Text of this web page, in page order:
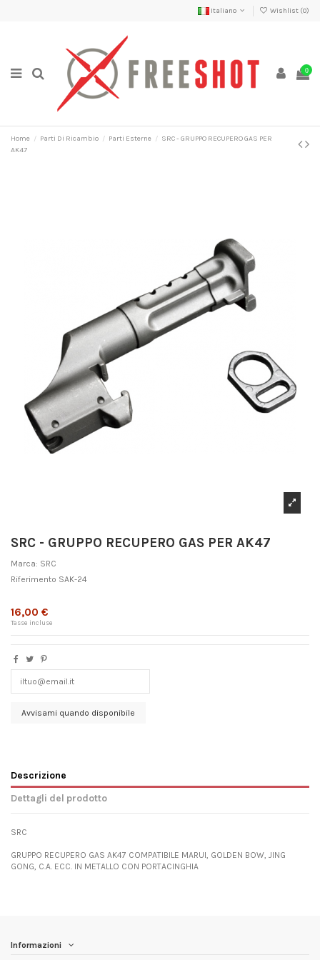
Italiano Wishlist (0)
0
Home Parti Di Ricambio Parti Esterne
SRC - GRUPPO RECUPERO GAS PER
AK47
SRC - GRUPPO RECUPERO GAS PER AK47
Marca: SRC
Riferimento SAK-24
16,00 €
Tasse incluse
Descrizione
Dettagli del prodotto
SRC
GRUPPO RECUPERO GAS AK47 COMPATIBILE MARUI, GOLDEN BOW, JING
GONG, C.A. ECC. IN METALLO CON PORTACINGHIA
Informazioni